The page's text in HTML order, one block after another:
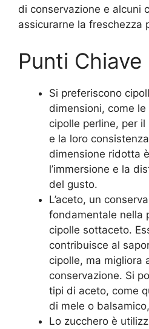
di conservazione e alcuni
assicurarne la freschezza
Punti Chiave
Si preferiscono
dimensioni, come
cipolle perline, per
e la loro
dimensione ridotta
l’immersione e la
del gusto.
L’aceto, un
fondamentale nella
cipolle sottaceto.
contribuisce al
cipolle, ma migliora
conservazione. Si
tipi di aceto, come
di mele o
Lo zucchero è